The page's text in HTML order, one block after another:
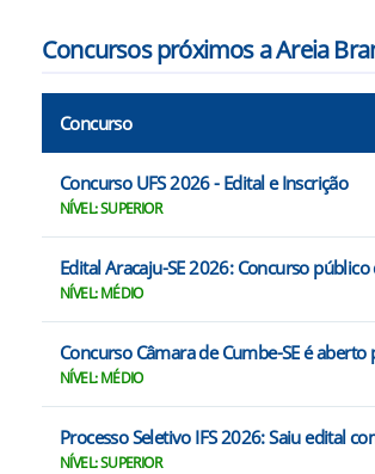
Concursos próximos a Areia
Concurso
Concurso UFS 2026 - Edital e Inscrição
NÍVEL: SUPERIOR
Edital Aracaju-SE 2026: Concurso
NÍVEL: MÉDIO
Concurso Câmara de Cumbe-SE é
NÍVEL: MÉDIO
Processo Seletivo IFS 2026: Saiu edital
NÍVEL: SUPERIOR